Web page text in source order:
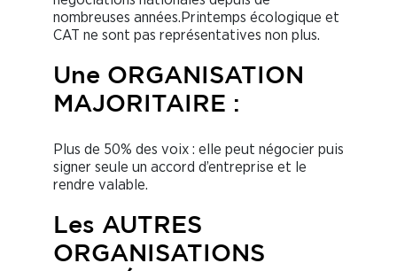
nombreuses années.Printemps écologique et
CAT ne sont pas représentatives non plus.
Une ORGANISATION
MAJORITAIRE :
Plus de 50% des voix : elle peut négocier puis
signer seule un accord d’entreprise et le
rendre valable.
Les AUTRES
ORGANISATIONS